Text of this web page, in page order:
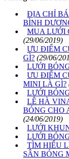
ĐỊA CHỈ
BÌNH
MUA LƯỚI
(29/06/2019)
ƯU ĐIỂM
GÌ? (29/06/
LƯỚI
ƯU ĐIỂM
MINI LÀ GÌ?
LƯỚI
LÊ HÀ
BÓNG CHO
(24/06/2019)
LƯỚI
LƯỚI
TÌM HIỂU
SÂN BÓNG